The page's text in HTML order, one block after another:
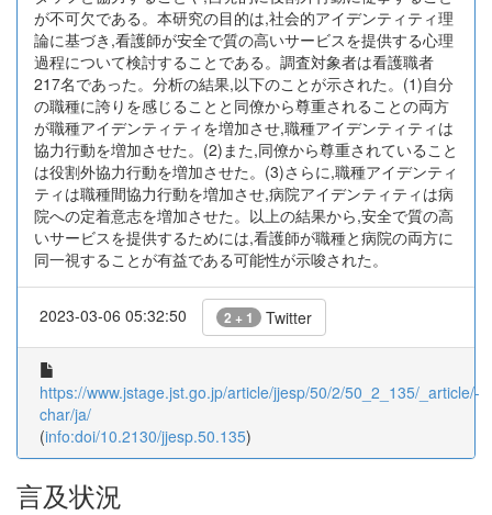
が不可欠である。本研究の目的は,社会的アイデンティティ理
論に基づき,看護師が安全で質の高いサービスを提供する心理
過程について検討することである。調査対象者は看護職者
217名であった。分析の結果,以下のことが示された。(1)自分
の職種に誇りを感じることと同僚から尊重されることの両方
が職種アイデンティティを増加させ,職種アイデンティティは
協力行動を増加させた。(2)また,同僚から尊重されていること
は役割外協力行動を増加させた。(3)さらに,職種アイデンティ
ティは職種間協力行動を増加させ,病院アイデンティティは病
院への定着意志を増加させた。以上の結果から,安全で質の高
いサービスを提供するためには,看護師が職種と病院の両方に
同一視することが有益である可能性が示唆された。
2023-03-06 05:32:50 2 + 1 Twitter
https://www.jstage.jst.go.jp/article/jjesp/50/2/50_2_135/_article/-
char/ja/
(info:doi/10.2130/jjesp.50.135)
言及状況